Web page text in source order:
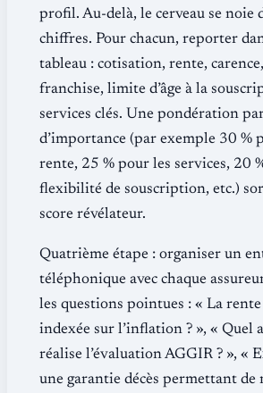
profil. Au-delà, le cerveau se noie
chiffres. Pour chacun, reporter
tableau : cotisation, rente, carence,
franchise, limite d’âge à la
services clés. Une pondération
d’importance (par exemple 30 %
rente, 25 % pour les services, 20
flexibilité de souscription, etc.)
score révélateur.
Quatrième étape : organiser un
téléphonique avec chaque
les questions pointues : « La
indexée sur l’inflation ? », « Quel
réalise l’évaluation AGGIR ? », «
une garantie décès permettant de